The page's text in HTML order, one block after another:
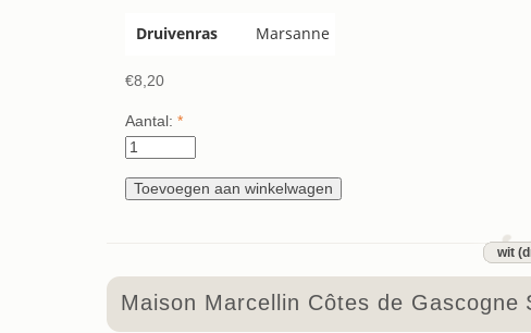
Druivenras Marsanne
€8,20
Aantal: *
wit
Maison Marcellin Côtes de Gascogne